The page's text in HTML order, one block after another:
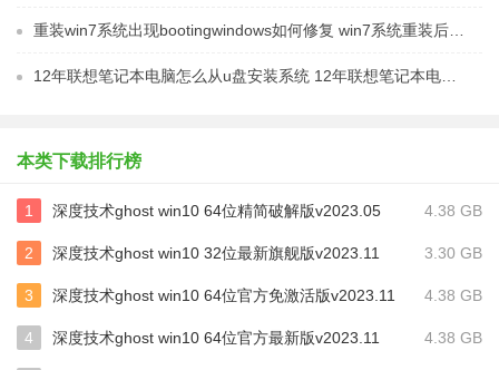
本类下载排行榜
1 深度技术ghost win10 64位精简破解版v2023.05 4.38 GB
2 深度技术ghost win10 32位最新旗舰版v2023.11 3.30 GB
3 深度技术ghost win10 64位官方免激活版v2023.11 4.38 GB
4 深度技术ghost win10 64位官方最新版v2023.11 4.38 GB